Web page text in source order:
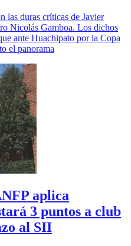
las duras críticas de Javier
Nicolás Gamboa. Los dichos
ante Huachipato por la Copa
el panorama
aplica
3 puntos a club
al SII